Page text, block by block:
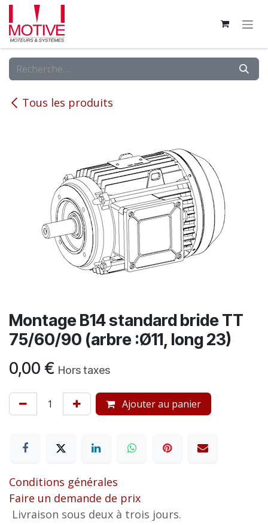
Se rendre au contenu
Tous les produits
Montage B14 standard bride TT
75/60/90 (arbre :Ø11, long 23)
0,00 € Hors taxes
Ajouter au panier
Conditions générales
Faire un demande de prix
Livraison sous deux à trois jours.